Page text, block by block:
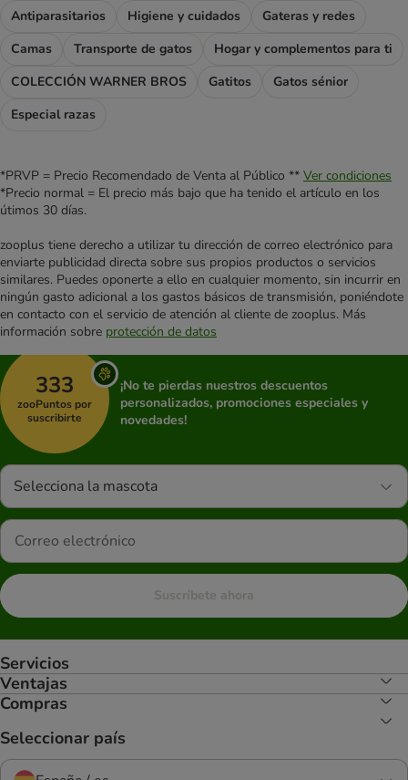
Antiparasitarios
Higiene y cuidados
Gateras y redes
Camas
Transporte de gatos
Hogar y complementos para ti
COLECCIÓN WARNER BROS
Gatitos
Gatos sénior
Especial razas
*PRVP = Precio Recomendado de Venta al Público ** Ver condiciones
*Precio normal = El precio más bajo que ha tenido el artículo en los
útimos 30 días.
zooplus tiene derecho a utilizar tu dirección de correo electrónico para
enviarte publicidad directa sobre sus propios productos o servicios
similares. Puedes oponerte a ello en cualquier momento, sin incurrir en
ningún gasto adicional a los gastos básicos de transmisión, poniéndote
en contacto con el servicio de atención al cliente de zooplus. Más
información sobre protección de datos
333
zooPuntos por
suscribirte
¡No te pierdas nuestros descuentos
personalizados, promociones especiales y
novedades!
Selecciona la mascota
Suscríbete ahora
Servicios
Ventajas
Compras
Seleccionar país